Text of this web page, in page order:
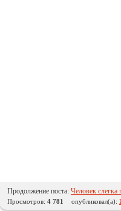
Продолжение поста: Человек слегка
Просмотров: 4 781 опубликовал(а):